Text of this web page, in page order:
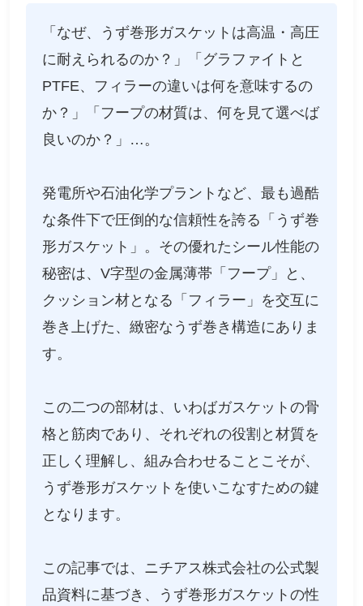
「なぜ、うず巻形ガスケットは高温・高圧
に耐えられるのか？」「グラファイトと
PTFE、フィラーの違いは何を意味するの
か？」「フープの材質は、何を見て選べば
良いのか？」…。
発電所や石油化学プラントなど、最も過酷
な条件下で圧倒的な信頼性を誇る「うず巻
形ガスケット」。その優れたシール性能の
秘密は、V字型の金属薄帯「フープ」と、
クッション材となる「フィラー」を交互に
巻き上げた、緻密なうず巻き構造にありま
す。
この二つの部材は、いわばガスケットの骨
格と筋肉であり、それぞれの役割と材質を
正しく理解し、組み合わせることこそが、
うず巻形ガスケットを使いこなすための鍵
となります。
この記事では、ニチアス株式会社の公式製
品資料に基づき、うず巻形ガスケットの性